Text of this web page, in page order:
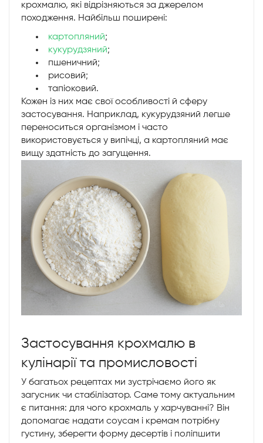
крохмалю, які відрізняються за джерелом
походження. Найбільш поширені:
картопляний;
кукурудзяний;
пшеничний;
рисовий;
тапіоковий.
Кожен із них має свої особливості й сферу
застосування. Наприклад, кукурудзяний легше
переноситься організмом і часто
використовується у випічці, а картопляний має
вищу здатність до загущення.
Застосування крохмалю в
кулінарії та промисловості
У багатьох рецептах ми зустрічаємо його як
загусник чи стабілізатор. Саме тому актуальним
є питання: для чого крохмаль у харчуванні? Він
допомагає надати соусам і кремам потрібну
густину, зберегти форму десертів і поліпшити